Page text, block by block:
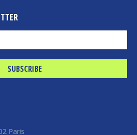
Paris